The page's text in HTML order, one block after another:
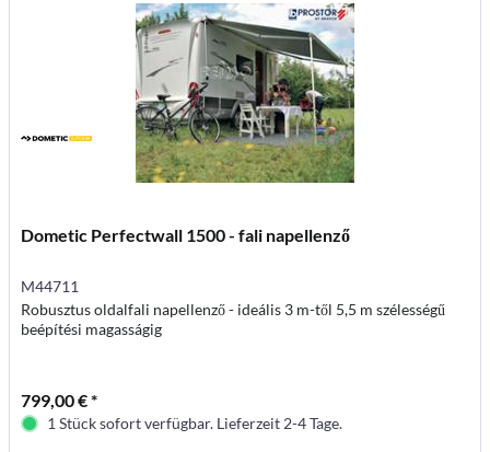
Dometic Perfectwall 1500 - fali napellenző
M44711
Robusztus oldalfali napellenző - ideális 3 m-től 5,5 m szélességű
beépítési magasságig
799,00 € *
1 Stück sofort verfügbar. Lieferzeit 2-4 Tage.